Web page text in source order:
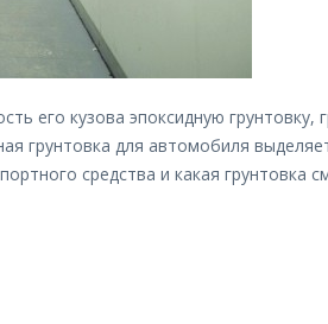
его кузова эпоксидную
грунтовка для автомобиля
средства и какая